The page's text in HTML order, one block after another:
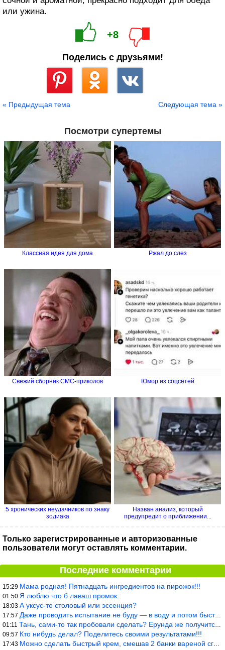
или ужина.
+8
Поделись с друзьями!
« Предыдущая тема Следующая тема »
Посмотри супертемы
Классная идея для дома Ржал до слез
Свежий сборник СМС-приколов Юмор из соцсетей
5 хронических неудачников по знаку
зодиака
Назван анализ, который
предупредит о приближении...
Только зарегистрированные и авторизованные
пользователи могут оставлять комментарии.
Последние комментарии
15:29 Мама родная! Пятнадцать ингредиентов на пирожок!!!
01:50 Я люблю что б лаваш промок.
18:03 А уксус-то столовый или эссенция?
17:57 Даже проводить испытание не буду — в воду и потом быстро в раска
01:11 Тань, сами-то так пробовали сделать? Ерунда же получится. Нет, с
09:57 Кто нибудь делал? Поделитесь своими результатами!!!
17:43 Можно сделать быстрый крем, смешав 2 банки вареной сгущенки со с